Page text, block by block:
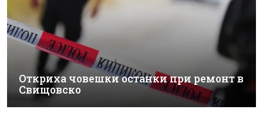
Откриха човешки останки при ремонт в
Свищовско